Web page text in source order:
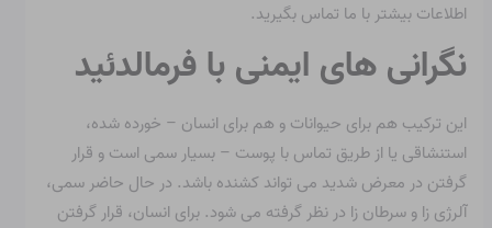
اطلاعات بیشتر با ما تماس بگیرید.
نگرانی های ایمنی با فرمالدئید
این ترکیب هم برای حیوانات و هم برای انسان – خورده شده،
استنشاقی یا از طریق تماس با پوست – بسیار سمی است و قرار
گرفتن در معرض شدید می تواند کشنده باشد. در حال حاضر سمی،
آلرژی زا و سرطان زا در نظر گرفته می شود. برای انسان، قرار گرفتن